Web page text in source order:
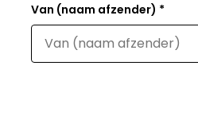
Van (naam afzender) *